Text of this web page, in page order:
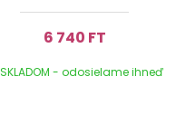
6 740 FT
SKLADOM - odosielame ihneď